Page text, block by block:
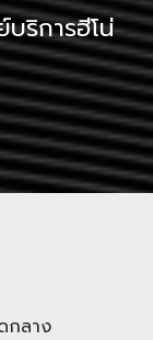
ริการฮีโน่
กลาง